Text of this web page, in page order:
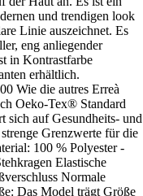
und trendigen look
Linie auszeichnet. Es
eng anliegender
in Kontrastfarbe
erhältlich.
Wie die autres Erreà
Oeko-Tex® Standard
sich auf Gesundheits- und
Grenzwerte für die
100 % Polyester -
Elastische
Normale
Das Model trägt Größe